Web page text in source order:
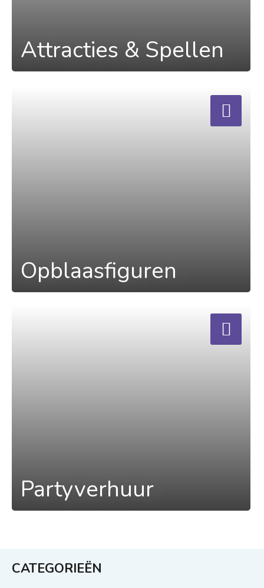
Attracties & Spellen
Opblaasfiguren
Partyverhuur
CATEGORIEËN